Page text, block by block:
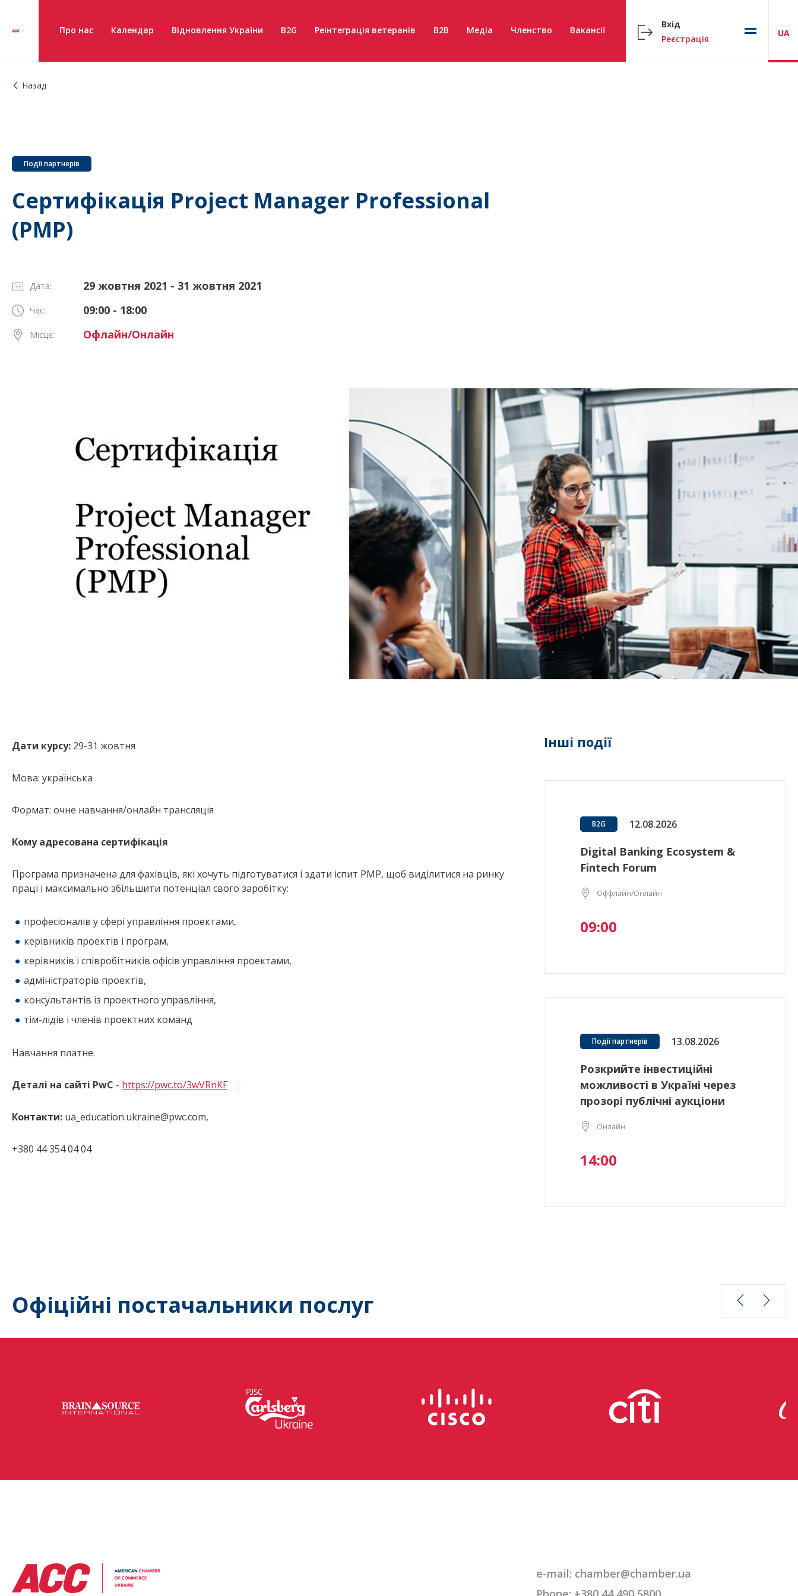
Про нас Календар Відновлення України B2G Реінтеграція ветеранів B2B Медіа Членство Вакансії
Вхід
Реєстрація
UA
Назад
Події партнерів
Сертифікація Project Manager Professional
(PMP)
Дата: 29 жовтня 2021 - 31 жовтня 2021
Час: 09:00 - 18:00
Місце: Офлайн/Онлайн
Дати курсу: 29-31 жовтня
Мова: українська
Формат: очне навчання/онлайн трансляція
Кому адресована сертифікація
Програма призначена для фахівців, які хочуть підготуватися і здати іспит PMP, щоб виділитися на ринку
праці і максимально збільшити потенціал свого заробітку:
професіоналів у сфері управління проектами,
керівників проектів і програм,
керівників і співробітників офісів управління проектами,
адміністраторів проектів,
консультантів із проектного управління,
тім-лідів і членів проектних команд
Навчання платне.
Деталі на сайті PwC - https://pwc.to/3wVRnKF
Контакти: ua_education.ukraine@pwc.com,
+380 44 354 04 04
Інші події
B2G 12.08.2026
Digital Banking Ecosystem &
Fintech Forum
Оффлайн/Онлайн
09:00
Події партнерів 13.08.2026
Розкрийте інвестиційні
можливості в Україні через
прозорі публічні аукціони
Онлайн
14:00
Офіційні постачальники послуг
e-mail: chamber@chamber.ua